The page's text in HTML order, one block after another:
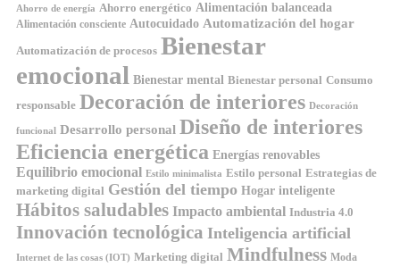
Ahorro de energía Ahorro energético Alimentación balanceada
Alimentación consciente Autocuidado Automatización del hogar
Automatización de procesos Bienestar
emocional Bienestar mental Bienestar personal Consumo
responsable Decoración de interiores Decoración
funcional Desarrollo personal Diseño de interiores
Eficiencia energética Energías renovables
Equilibrio emocional Estilo minimalista Estilo personal Estrategias de
marketing digital Gestión del tiempo Hogar inteligente
Hábitos saludables Impacto ambiental Industria 4.0
Innovación tecnológica Inteligencia artificial
Internet de las cosas (IOT) Marketing digital Mindfulness Moda